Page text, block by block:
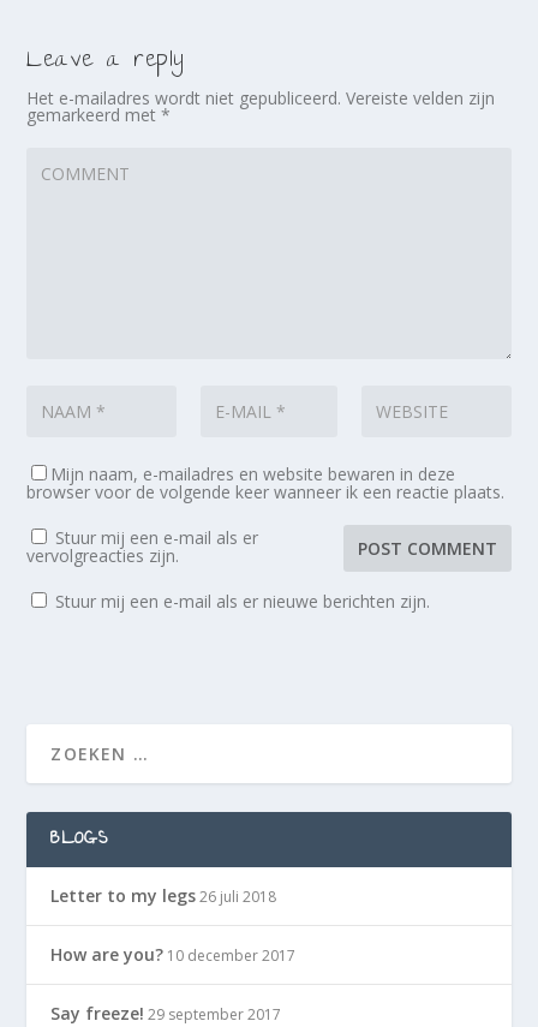
Leave a reply
Het e-mailadres wordt niet gepubliceerd. Vereiste velden zijn
gemarkeerd met*
Mijn naam, e-mailadres en website bewaren in deze
browser voor de volgende keer wanneer ik een reactie plaats.
Stuur mij een e-mail als er
vervolgreacties zijn.
Stuur mij een e-mail als er nieuwe berichten zijn.
BLOGS
Letter to my legs 26 juli 2018
How are you? 10 december 2017
Say freeze! 29 september 2017